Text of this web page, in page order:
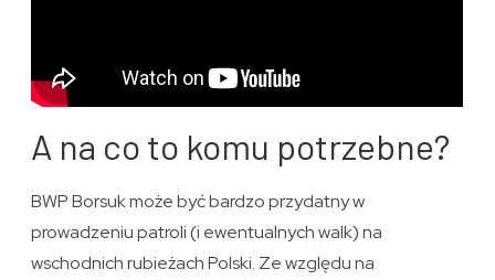
A na co to komu potrzebne?
BWP Borsuk może być bardzo przydatny w
prowadzeniu patroli (i ewentualnych walk) na
wschodnich rubieżach Polski. Ze względu na